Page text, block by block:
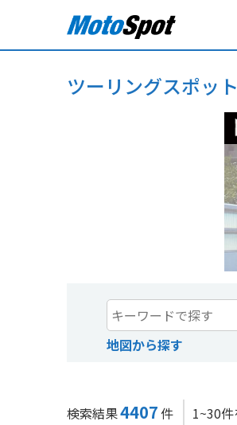
ツーリングスポット
地図から探す
検索結果4407件 1~30